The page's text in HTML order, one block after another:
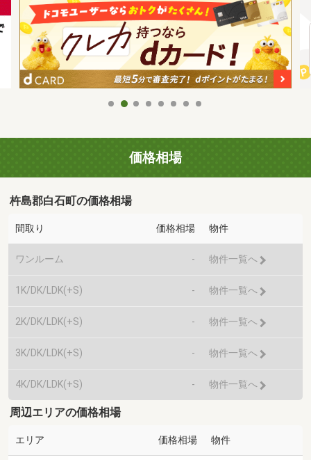
価格相場
杵島郡白石町の価格相場
間取り 価格相場 物件
ワンルーム - 物件一覧へ
1K/DK/LDK(+S) - 物件一覧へ
2K/DK/LDK(+S) - 物件一覧へ
3K/DK/LDK(+S) - 物件一覧へ
4K/DK/LDK(+S) - 物件一覧へ
周辺エリアの価格相場
エリア 価格相場 物件